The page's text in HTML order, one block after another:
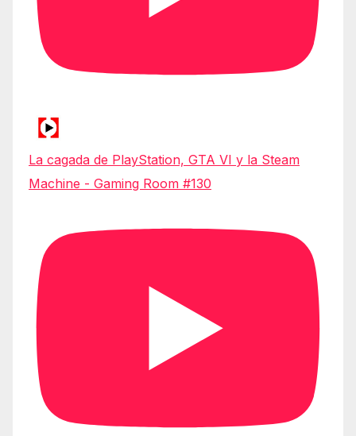
La cagada de PlayStation, GTA VI y la Steam
Machine - Gaming Room #130